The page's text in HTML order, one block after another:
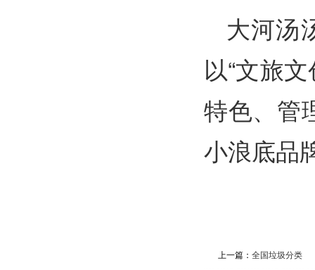
大河汤
以“文旅
特色、管
小浪底品
上一篇： 全国垃圾分类